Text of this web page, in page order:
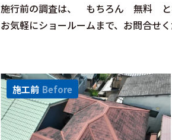
施行前の調査は、 もちろん 無料 と
お気軽にショールームまで、お問合せく
施工前 Before